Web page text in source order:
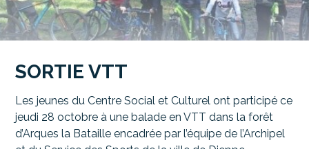
SORTIE VTT
Les jeunes du Centre Social et Culturel ont participé ce
jeudi 28 octobre à une balade en VTT dans la forêt
d’Arques la Bataille encadrée par l’équipe de l’Archipel